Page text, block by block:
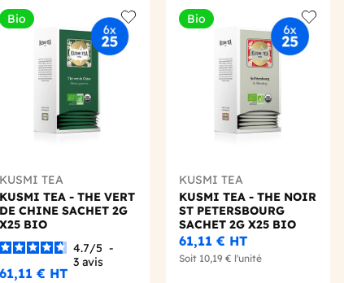
Bio
Add to wishlist
KUSMI TEA
KUSMI TEA - THE VERT
DE CHINE SACHET 2G
X25 BIO
4.7/5 -
3 avis
61,11 € HT
Bio
Add
KUSMI TEA
KUSMI TEA - THE NOIR
ST PETERSBOURG
SACHET 2G X25 BIO
61,11 € HT
Soit 10,19 € l'unité